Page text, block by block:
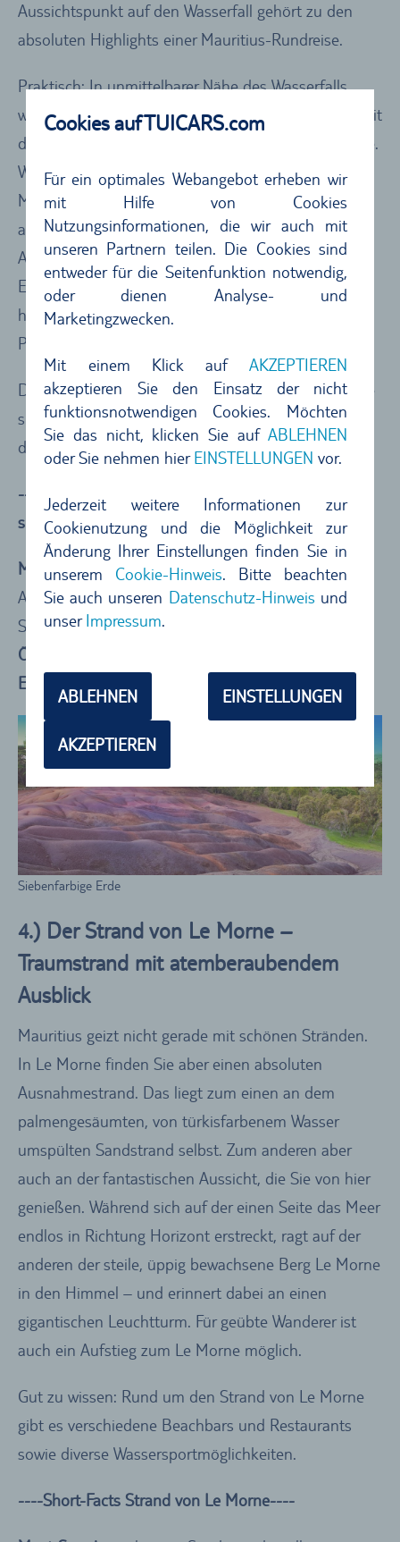
Cookies auf TUICARS.com
Für ein optimales Webangebot erheben wir
mit Hilfe von Cookies
Nutzungsinformationen, die wir auch mit
unseren Partnern teilen. Die Cookies sind
entweder für die Seitenfunktion notwendig,
oder dienen Analyse- und
Marketingzwecken.
Mit einem Klick aufAKZEPTIEREN
akzeptieren Sie den Einsatz der nicht
funktionsnotwendigen Cookies. Möchten
Sie das nicht, klicken Sie aufABLEHNEN
oder Sie nehmen hierEINSTELLUNGEN vor.
Jederzeit weitere Informationen zur
Cookienutzung und die Möglichkeit zur
Änderung Ihrer Einstellungen finden Sie in
unserem Cookie-Hinweis. Bitte beachten
Sie auch unseren Datenschutz-Hinweis und
unserImpressum.
ABLEHNEN EINSTELLUNGEN
AKZEPTIEREN
Aussichtspunkt auf den Wasserfall gehört zu den
absoluten Highlights einer Mauritius-Rundreise.
Praktisch: In unmittelbarer Nähe des Wasserfalls
wartet gleich die nächste Mauritius-Sehenswürdigkeit
darauf, erkundet zu werden – die siebenfarbige Erde.
Was auf den ersten Blick an eine kleine
Mondlandschaft erinnert, entpuppt sich schon bald
als berauschendes Farbenspiel. Durch vulkanische
Aktivität haben sich sieben verschieden farbige
Erden miteinander vermischt, die im Sonnenlicht in
herrlich bunten Tönen leuchten. Dieses geologische
Phänomen ist weltweit einzigartig.
Da sich sowohl der Chamarel Wasserfall als auch die
siebenfarbige Erde in Privatbesitz befinden, wird für
die Besichtigung ein Eintrittsgeld fällig.
----Short-Facts Chamarel Wasserfall und
siebenfarbige Erde----
Must-See: Blick auf den Chamarel Wasserfall vom
Aussichtspunkt aus, siebenfarbige Erde im
Sonnenlicht
Öffnungszeiten
Eintrittspreis
Siebenfarbige Erde
4.) Der Strand von Le Morne –
Traumstrand mit atemberaubendem
Ausblick
Mauritius geizt nicht gerade mit schönen Stränden.
In Le Morne finden Sie aber einen absoluten
Ausnahmestrand. Das liegt zum einen an dem
palmengesäumten, von türkisfarbenem Wasser
umspülten Sandstrand selbst. Zum anderen aber
auch an der fantastischen Aussicht, die Sie von hier
genießen. Während sich auf der einen Seite das Meer
endlos in Richtung Horizont erstreckt, ragt auf der
anderen der steile, üppig bewachsene Berg Le Morne
in den Himmel – und erinnert dabei an einen
gigantischen Leuchtturm. Für geübte Wanderer ist
auch ein Aufstieg zum Le Morne möglich.
Gut zu wissen: Rund um den Strand von Le Morne
gibt es verschiedene Beachbars und Restaurants
sowie diverse Wassersportmöglichkeiten.
----Short-Facts Strand von Le Morne----